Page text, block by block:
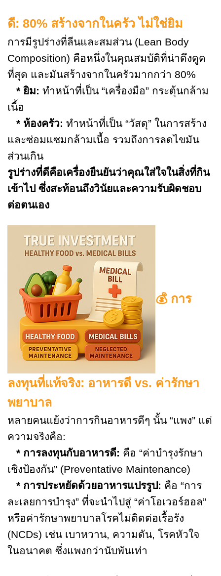
ดี: 80% สร้างจากในครัว ไม่ใช่ยิม
การมีรูปร่างที่ลีนและสมส่วน (Lean Body
Composition) คือหนึ่งในคุณสมบัติที่น่าดึงดูด
ที่สุด และมันสร้างจากในครัวมากกว่า 80%
* ยิม: ทำหน้าที่เป็น “เครื่องมือ” กระตุ้นกล้าม
เนื้อ
* ห้องครัว: ทำหน้าที่เป็น “วัสดุ” ในการสร้าง
และซ่อมแซมกล้ามเนื้อ รวมถึงการลดไขมัน
ส่วนเกิน
รูปร่างที่ดีคือเครื่องยืนยันว่าคุณใส่ใจในสิ่งที่กิน
เข้าไป ซึ่งสะท้อนถึงวินัยและความรับผิดชอบ
ต่อตนเอง
💰 การ
ลงทุนที่แท้จริง: อาหารดี vs. ค่ารักษา
พยาบาล
หลายคนแย้งว่าการกินอาหารดีๆ นั้น “แพง” แต่
ความจริงคือ:
* การลงทุนกับอาหารดี: คือ “ค่าบำรุงรักษา
เชิงป้องกัน” (Preventative Maintenance)
* การประหยัดด้วยอาหารแปรรูป: คือ “การ
ละเลยการบำรุง” ที่จะนำไปสู่ “ค่าโอเวอร์ฮอล”
หรือค่ารักษาพยาบาลโรคไม่ติดต่อเรื้อรัง
(NCDs) เช่น เบาหวาน, ความดัน, โรคหัวใจ
ในอนาคต ซึ่งแพงกว่านับพันเท่า